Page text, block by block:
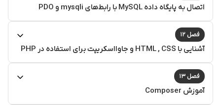
اتصال به پایگاه داده MySQL با رابط‌های mysqli و PDO
فصل ۱۲
آشنایی با HTML , CSS و جاوااسکریپت برای استفاده در PHP
فصل ۱۳
آموزش Composer